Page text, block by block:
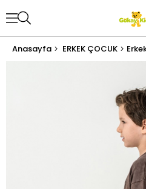
Anasayfa ERKEK ÇOCUK